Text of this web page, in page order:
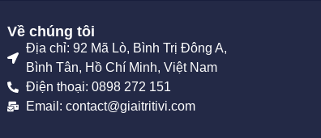
Về chúng tôi
Địa chỉ: 92 Mã Lò, Bình Trị Đông A,
Bình Tân, Hồ Chí Minh, Việt Nam
Điện thoại: 0898 272 151
Email: contact@giaitritivi.com